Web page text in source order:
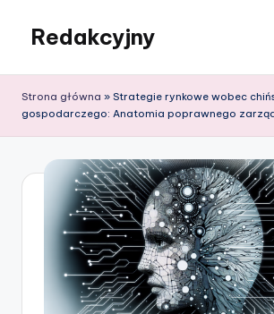
content
Redakcyjny
Strona główna » Strategie rynkowe wobec
gospodarczego: Anatomia poprawnego